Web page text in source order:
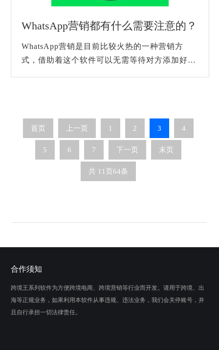
WhatsApp营销都有什么需要注意的？
WhatsApp营销是目前比较火热的一种营销方
式，借助着这个软件可以无需等待对方添加好友
首页 上一页 1 2 3 4
5 6 7 下一页 末页
共 11 页64条
合作须知
跨境王系列软件为方便跨境电商、跨境营销等行业而开发。请用于跨境、出
海等正规业务，如果利用本软件从事违规、违法业务，我们会关停账号，并
且自行承担一切法律责任。